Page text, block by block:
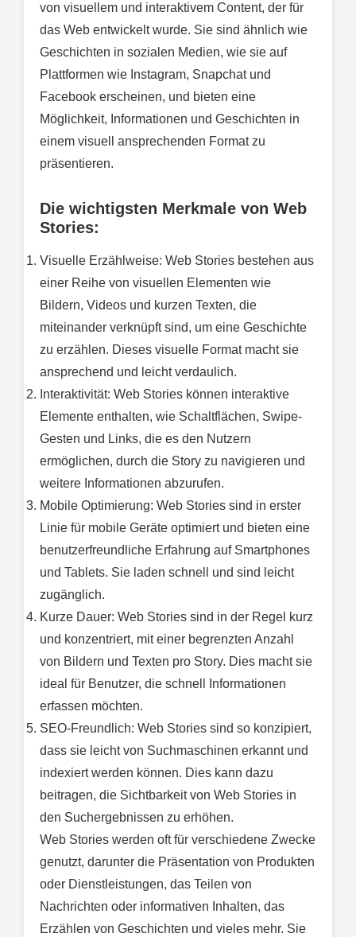
von visuellem und interaktivem Content, der für
das Web entwickelt wurde. Sie sind ähnlich wie
Geschichten in sozialen Medien, wie sie auf
Plattformen wie Instagram, Snapchat und
Facebook erscheinen, und bieten eine
Möglichkeit, Informationen und Geschichten in
einem visuell ansprechenden Format zu
präsentieren.
Die wichtigsten Merkmale von Web
Stories:
Visuelle Erzählweise: Web Stories bestehen aus
einer Reihe von visuellen Elementen wie
Bildern, Videos und kurzen Texten, die
miteinander verknüpft sind, um eine Geschichte
zu erzählen. Dieses visuelle Format macht sie
ansprechend und leicht verdaulich.
Interaktivität: Web Stories können interaktive
Elemente enthalten, wie Schaltflächen, Swipe-
Gesten und Links, die es den Nutzern
ermöglichen, durch die Story zu navigieren und
weitere Informationen abzurufen.
Mobile Optimierung: Web Stories sind in erster
Linie für mobile Geräte optimiert und bieten eine
benutzerfreundliche Erfahrung auf Smartphones
und Tablets. Sie laden schnell und sind leicht
zugänglich.
Kurze Dauer: Web Stories sind in der Regel kurz
und konzentriert, mit einer begrenzten Anzahl
von Bildern und Texten pro Story. Dies macht sie
ideal für Benutzer, die schnell Informationen
erfassen möchten.
SEO-Freundlich: Web Stories sind so konzipiert,
dass sie leicht von Suchmaschinen erkannt und
indexiert werden können. Dies kann dazu
beitragen, die Sichtbarkeit von Web Stories in
den Suchergebnissen zu erhöhen.
Web Stories werden oft für verschiedene Zwecke
genutzt, darunter die Präsentation von Produkten
oder Dienstleistungen, das Teilen von
Nachrichten oder informativen Inhalten, das
Erzählen von Geschichten und vieles mehr. Sie